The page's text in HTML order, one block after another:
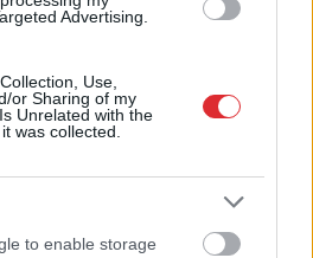
Advertising.
Use,
or Sharing of my
Unrelated with the
was collected.
to enable storage
augļus ar kuru ēšanu
nevajadzētu pārlieku
Neierasts skats Rīgā
līdzcilvēkos
Ziņot